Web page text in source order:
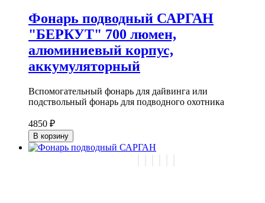
Фонарь подводный САРГАН
"БЕРКУТ" 700 люмен,
алюминиевый корпус,
аккумуляторный
Вспомогательный фонарь для дайвинга или
подствольный фонарь для подводного охотника
4850 ₽
В корзину